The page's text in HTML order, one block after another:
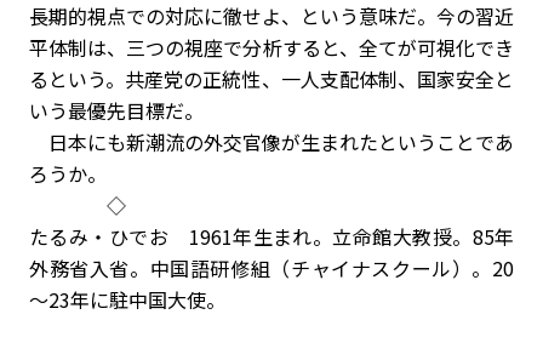
長期的視点での対応に徹せよ、という意味だ。今の習近
平体制は、三つの視座で分析すると、全てが可視化でき
るという。共産党の正統性、一人支配体制、国家安全と
いう最優先目標だ。
日本にも新潮流の外交官像が生まれたということであ
ろうか。
◇
たるみ・ひでお 1961年生まれ。立命館大教授。85年
外務省入省。中国語研修組（チャイナスクール）。20
～23年に駐中国大使。